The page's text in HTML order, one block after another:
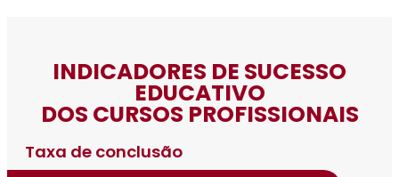
INDICADORES DE SUCESSO
EDUCATIVO
DOS CURSOS PROFISSIONAIS
Taxa de conclusão